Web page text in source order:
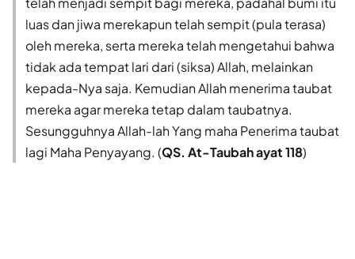
luas dan jiwa merekapun telah sempit (pula terasa)
oleh mereka, serta mereka telah mengetahui bahwa
tidak ada tempat lari dari (siksa) Allah, melainkan
kepada-Nya saja. Kemudian Allah menerima taubat
mereka agar mereka tetap dalam taubatnya.
Sesungguhnya Allah-lah Yang maha Penerima taubat
lagi Maha Penyayang. (QS. At-Taubah ayat 118)